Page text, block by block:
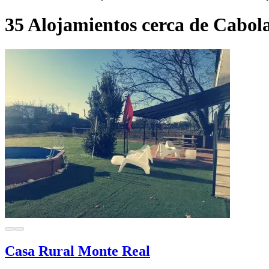
35 Alojamientos cerca de
Casa Rural Monte Real